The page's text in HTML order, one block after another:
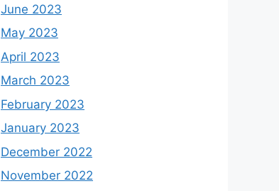
June 2023
May 2023
April 2023
March 2023
February 2023
January 2023
December 2022
November 2022